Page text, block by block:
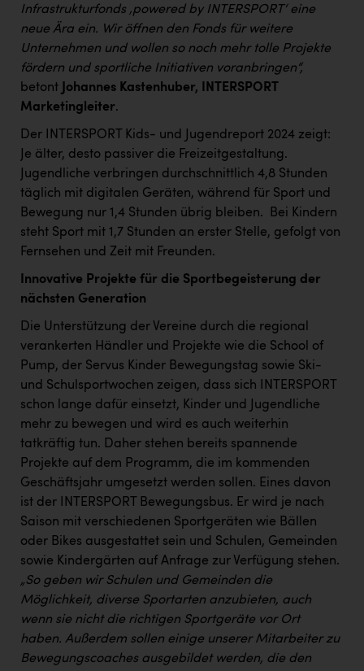
Infrastrukturfonds ‚powered by INTERSPORT‘ eine
neue Ära ein. Wir öffnen den Fonds für weitere
Unternehmen und wollen so noch mehr tolle Projekte
fördern und sportliche Initiativen voranbringen“,
betont
Johannes Kastenhuber, INTERSPORT
Marketingleiter.
Der INTERSPORT Kids- und Jugendreport 2024 zeigt:
Je älter, desto passiver die Freizeitgestaltung.
Jugendliche verbringen durchschnittlich 4,8 Stunden
täglich mit digitalen Geräten, während für Sport und
Bewegung nur 1,4 Stunden übrig bleiben. ​ Bei Kindern
steht Sport mit 1,7 Stunden an erster Stelle, gefolgt von
Fernsehen und Zeit mit Freunden. ​
Innovative Projekte für die Sportbegeisterung der
nächsten Generation
Die Unterstützung der Vereine durch die regional
verankerten Händler und Projekte wie die School of
Pump, der Servus Kinder Bewegungstag sowie Ski-
und Schulsportwochen zeigen, dass sich INTERSPORT
schon lange dafür einsetzt, Kinder und Jugendliche
mehr zu bewegen und wird es auch weiterhin
tatkräftig tun. Daher stehen bereits spannende
Projekte auf dem Programm, die im kommenden
Geschäftsjahr umgesetzt werden sollen. Eines davon
ist der INTERSPORT Bewegungsbus. Er wird je nach
Saison mit verschiedenen Sportgeräten wie Bällen
oder Bikes ausgestattet sein und Schulen, Gemeinden
sowie Kindergärten auf Anfrage zur Verfügung stehen.
„So geben wir Schulen und Gemeinden die
Möglichkeit, diverse Sportarten anzubieten, auch
wenn sie nicht die richtigen Sportgeräte vor Ort
haben. Außerdem sollen einige unserer Mitarbeiter zu
Bewegungscoaches ausgebildet werden, die den